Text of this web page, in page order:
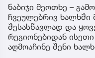
ნაბიჯი მეოთხე –
ჩვეულებრივ ხალხში
შესასწავლად და
რეგიონებიდან
აღმოაჩინე შენი